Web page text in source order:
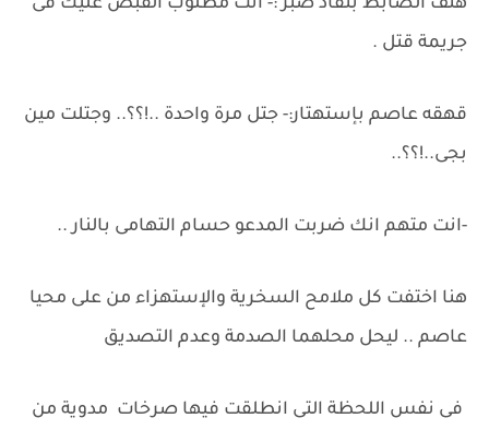
هتف الضابط بنفاذ صبر :- انت مطلوب القبض عليك فى
جريمة قتل .
قهقه عاصم بإستهتار:- جتل مرة واحدة ..!؟؟.. وجتلت مين
بجى..!؟؟..
-انت متهم انك ضربت المدعو حسام التهامى بالنار ..
هنا اختفت كل ملامح السخرية والإستهزاء من على محيا
عاصم .. ليحل محلهما الصدمة وعدم التصديق
فى نفس اللحظة التى انطلقت فيها صرخات مدوية من